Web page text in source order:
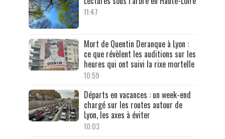
11:47
Mort de Quentin Deranque à Lyon :
ce que révèlent les auditions sur les
heures qui ont suivi la rixe mortelle
10:59
Départs en vacances : un week-end
chargé sur les routes autour de
Lyon, les axes à éviter
10:03